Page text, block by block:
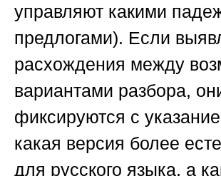
управляют какими
предлогами). Если
расхождения между
вариантами разбора,
фиксируются с
какая версия более
для русского языка, а